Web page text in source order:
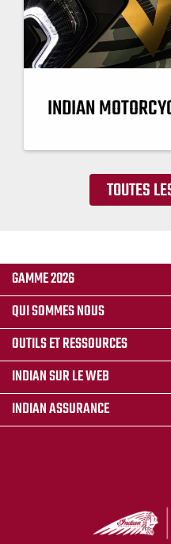
INDIAN
TOUTES
GAMME 2026
QUI SOMMES NOUS
OUTILS ET RESSOURCES
INDIAN SUR LE WEB
INDIAN ASSURANCE